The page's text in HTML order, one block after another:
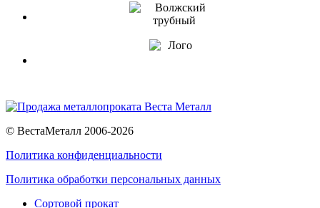
© ВестаМеталл 2006-2026
Политика конфиденциальности
Политика обработки персональных данных
Сортовой прокат